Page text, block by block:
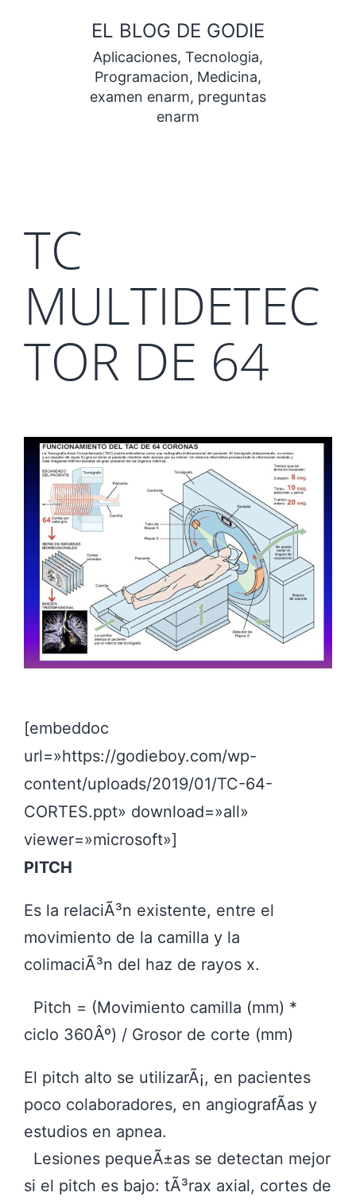
contenido
EL BLOG DE GODIE
Aplicaciones, Tecnologia,
Programacion, Medicina,
examen enarm, preguntas
enarm
TC
MULTIDETEC
TOR DE 64
[embeddoc
url=»https://godieboy.com/wp-
content/uploads/2019/01/TC-64-
CORTES.ppt» download=»all»
viewer=»microsoft»]
PITCH
Es la relaciÃ³n existente, entre el
movimiento de la camilla y la
colimaciÃ³n del haz de rayos x.
Pitch = (Movimiento camilla (mm) *
ciclo 360Âº) / Grosor de corte (mm)
El pitch alto se utilizarÃ¡, en pacientes
poco colaboradores, en angiografÃ­as y
estudios en apnea.
Lesiones pequeÃ±as se detectan mejor
si el pitch es bajo: tÃ³rax axial, cortes de